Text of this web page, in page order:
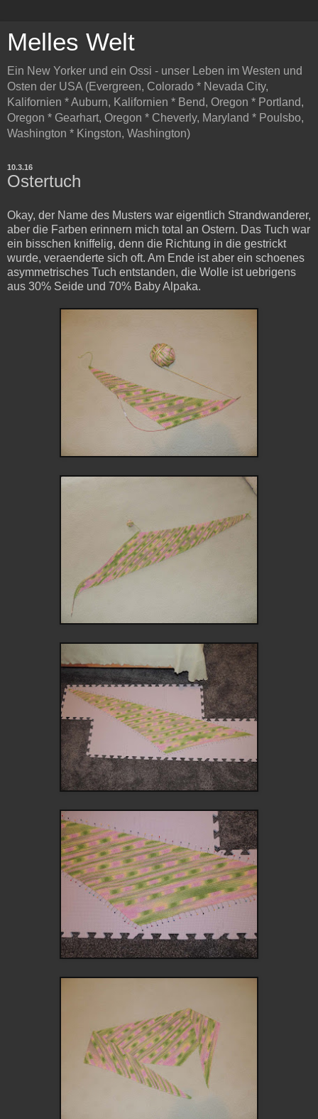
Melles Welt
Ein New Yorker und ein Ossi - unser Leben im Westen und
Osten der USA (Evergreen, Colorado * Nevada City,
Kalifornien * Auburn, Kalifornien * Bend, Oregon * Portland,
Oregon * Gearhart, Oregon * Cheverly, Maryland * Poulsbo,
Washington * Kingston, Washington)
10.3.16
Ostertuch
Okay, der Name des Musters war eigentlich Strandwanderer,
aber die Farben erinnern mich total an Ostern. Das Tuch war
ein bisschen kniffelig, denn die Richtung in die gestrickt
wurde, veraenderte sich oft. Am Ende ist aber ein schoenes
asymmetrisches Tuch entstanden, die Wolle ist uebrigens
aus 30% Seide und 70% Baby Alpaka.